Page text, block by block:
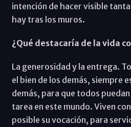
intención de hacer visible
hay tras los muros.
¿Qué destacaría de la vida
La generosidad y la entrega.
el bien de los demás, siempre
demás, para que todos
tarea en este mundo. Viven
posible su vocación, para